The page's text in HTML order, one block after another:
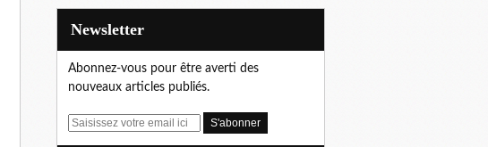
Newsletter
Abonnez-vous pour être averti des
nouveaux articles publiés.
E